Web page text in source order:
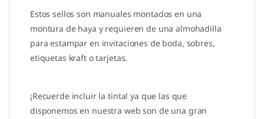
Estos sellos son manuales montados en una
montura de haya y requieren de una almohadilla
para estampar en invitaciones de boda, sobres,
etiquetas kraft o tarjetas.
¡Recuerde incluir la tinta! ya que las que
disponemos en nuestra web son de una gran